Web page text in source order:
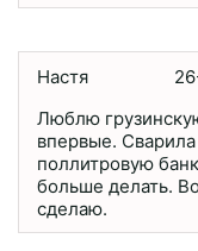
Настя
Люблю
впервые.
поллитровую
больше делать.
сделаю.